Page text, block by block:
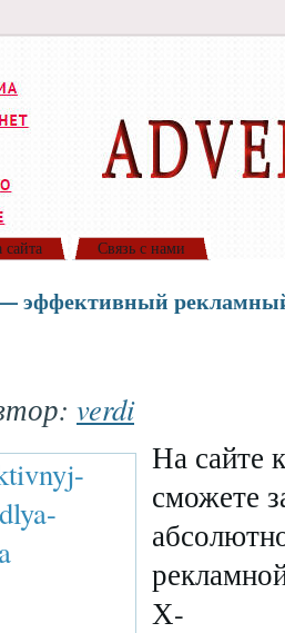
сайта Связь с нами
эффективный рекламный
verdi
На сайте
сможете
Х-